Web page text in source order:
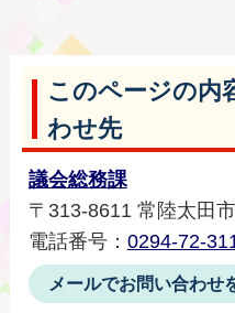
このページの内
わせ先
議会総務課
〒313-8611 常陸太田
電話番号： 0294-72-
メールでお問い合わせ